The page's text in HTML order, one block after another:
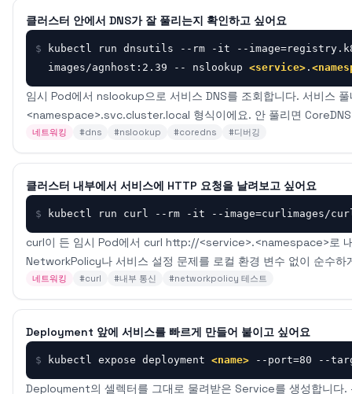
클러스터 안에서 DNS가 잘 풀리는지 확인하고 싶어요
$
kubectl run dnsutils --rm -it --
images/agnhost:2.39 -- nslookup <service> .
임시 Pod에서 nslookup으로 서비스 DNS를 조회합니다. 서비스
<namespace>.svc.cluster.local 형식이에요. 안 풀리면
네트워킹 #dns #nslookup #coredns #디버깅
클러스터 내부에서 서비스에 HTTP 요청을 날려보고 싶어요
$ kubectl run curl --rm -it --image=curlimages/
curl이 든 임시 Pod에서 curl http://<service>.<namespace>로
NetworkPolicy나 서비스 설정 문제를 로컬 환경 변수 없이 순수하
네트워킹 #curl #내부 통신 #networkpolicy 테스트
Deployment 앞에 서비스를 빠르게 만들어 붙이고 싶어요
$ kubectl expose deployment <name> --port=80 --
Deployment의 셀렉터를 그대로 물려받은 Service를 생성합니